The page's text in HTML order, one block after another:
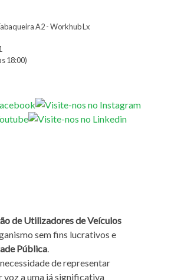
A2 - Workhub Lx
18:00)
de Utilizadores de Veículos
sem fins lucrativos e
Pública.
de representar
voz a uma já significativa